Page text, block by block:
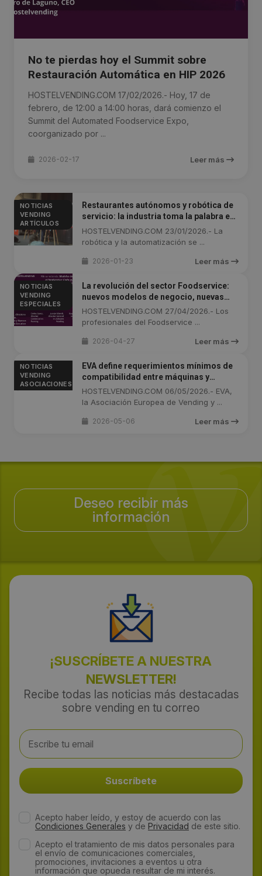
No te pierdas hoy el Summit sobre
Restauración Automática en HIP 2026
HOSTELVENDING.COM 17/02/2026.- Hoy, 17 de
febrero, de 12:00 a 14:00 horas, dará comienzo el
Summit del Automated Foodservice Expo,
coorganizado por ...
2026-02-17 Leer más
NOTICIAS
VENDING
ARTÍCULOS
Restaurantes autónomos y robótica de
servicio: la industria toma la palabra en
HIP 2026
HOSTELVENDING.COM 23/01/2026.- La
robótica y la automatización se ...
2026-01-23 Leer más
NOTICIAS
VENDING
ESPECIALES
La revolución del sector Foodservice:
nuevos modelos de negocio, nuevas
oportunidades (Especial: Cuarta parte)
HOSTELVENDING.COM 27/04/2026.- Los
profesionales del Foodservice ...
2026-04-27 Leer más
NOTICIAS
VENDING
ASOCIACIONES
EVA define requerimientos mínimos de
compatibilidad entre máquinas y
sistemas de pago de cara a Venditalia
2026
HOSTELVENDING.COM 06/05/2026.- EVA,
la Asociación Europea de Vending y ...
2026-05-06 Leer más
Deseo recibir más
información
¡SUSCRÍBETE A NUESTRA
NEWSLETTER!
Recibe todas las noticias más destacadas
sobre vending en tu correo
Acepto haber leído, y estoy de acuerdo con las
Condiciones Generales y de Privacidad de este sitio.
Acepto el tratamiento de mis datos personales para
el envío de comunicaciones comerciales,
promociones, invitaciones a eventos u otra
información que opueda resultar de mi interés.